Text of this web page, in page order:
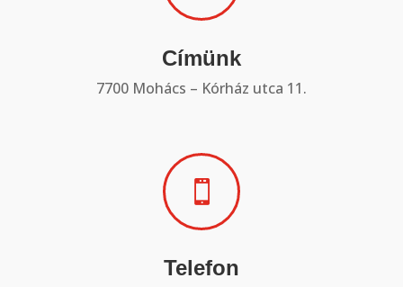
Címünk
7700 Mohács – Kórház utca 11.

Telefon